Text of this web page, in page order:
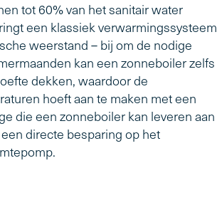
tot 60% van het sanitair water
een klassiek verwarmingssysteem
weerstand – bij om de nodige
kan een zonneboiler zelfs
dekken, waardoor de
hoeft aan te maken met een
die een zonneboiler kan leveren aan
directe besparing op het